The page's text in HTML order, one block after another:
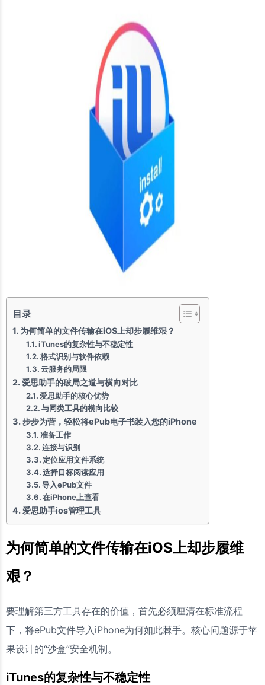
目录
为何简单的文件传输在iOS上却步履维艰？
iTunes的复杂性与不稳定性
格式识别与软件依赖
云服务的局限
爱思助手的破局之道与横向对比
爱思助手的核心优势
与同类工具的横向比较
步步为营，轻松将ePub电子书装入您的iPhone
准备工作
连接与识别
定位应用文件系统
选择目标阅读应用
导入ePub文件
在iPhone上查看
爱思助手ios管理工具
为何简单的文件传输在iOS上却步履维
艰？
要理解第三方工具存在的价值，首先必须厘清在标准流程
下，将ePub文件导入iPhone为何如此棘手。核心问题源于苹
果设计的“沙盒”安全机制。
iTunes的复杂性与不稳定性